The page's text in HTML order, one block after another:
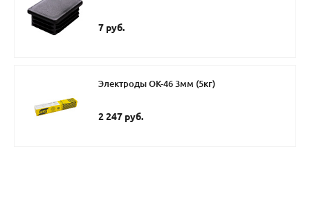
7 руб.
Электроды ОК-46 3мм (5кг)
2 247 руб.